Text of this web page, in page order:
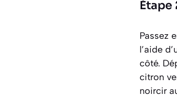
Étape
Passez
l’aide
côté.
citron
noircir